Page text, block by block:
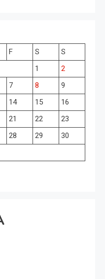
F S
S
1
2
7 8
9
14 15
16
21 22
23
28 29
30